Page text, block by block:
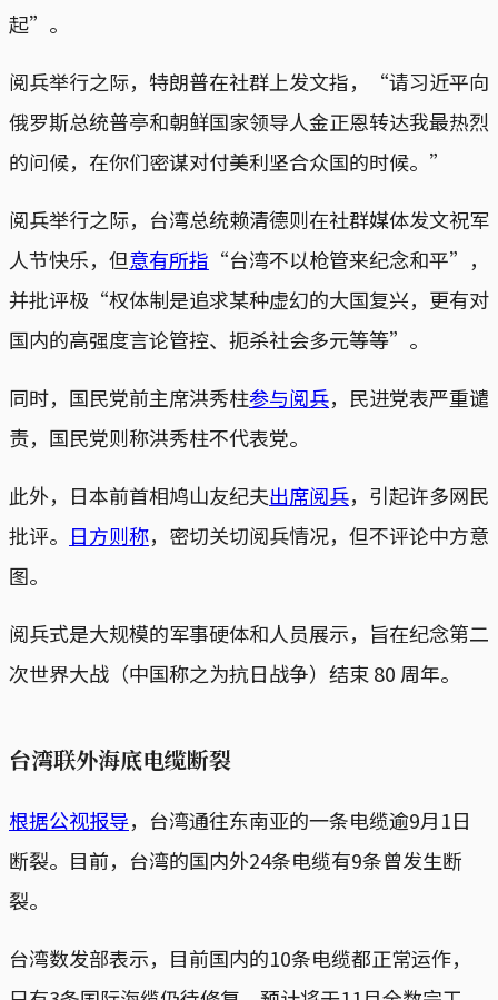
起”。
阅兵举行之际，特朗普在社群上发文指，“请习近平向
俄罗斯总统普亭和朝鲜国家领导人金正恩转达我最热烈
的问候，在你们密谋对付美利坚合众国的时候。”
阅兵举行之际，台湾总统赖清德则在社群媒体发文祝军
人节快乐，但意有所指 “台湾不以枪管来纪念和平”，
并批评极“权体制是追求某种虚幻的大国复兴，更有对
国内的高强度言论管控、扼杀社会多元等等”。
同时，国民党前主席洪秀柱参与阅兵，民进党表严重谴
责，国民党则称洪秀柱不代表党。
此外，日本前首相鸠山友纪夫出席阅兵，引起许多网民
批评。 日方则称，密切关切阅兵情况，但不评论中方意
图。
阅兵式是大规模的军事硬体和人员展示，旨在纪念第二
次世界大战（中国称之为抗日战争）结束 80 周年。
台湾联外海底电缆断裂
根据公视报导，台湾通往东南亚的一条电缆逾9月1日
断裂。目前，台湾的国内外24条电缆有9条曾发生断
裂。
台湾数发部表示，目前国内的10条电缆都正常运作，